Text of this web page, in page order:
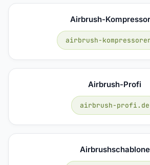
Airbrush-
airbrush-
Airbrush-Profi
airbrush-profi.de
Airbrushschablone